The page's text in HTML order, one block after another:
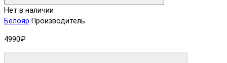
Нет в наличии
Белояр Производитель
4990₽